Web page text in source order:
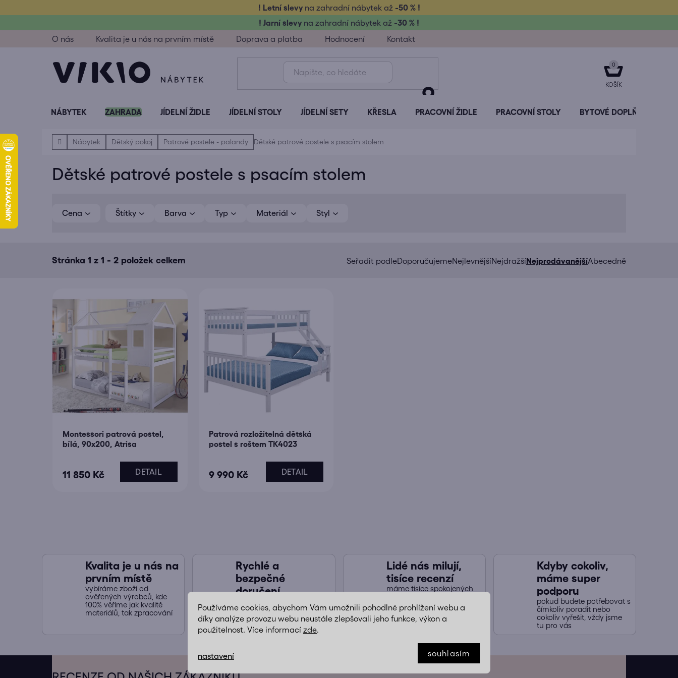
Používáme cookies, abychom Vám umožnili pohodlné prohlížení webu a
díky analýze provozu webu neustále zlepšovali jeho funkce, výkon a
použitelnost. Více informací zde.
nastavení souhlasím
na
! Letní slevy na zahradní nábytek až-50 % !
! Jarní slevy na zahradní nábytek až -30 % !
O nás
Kvalita je u nás na prvním místě Doprava a platba Hodnocení Kontakt
NÁKUPNÍ
KOŠÍK
NÁBYTEK ZAHRADA JÍDELNÍ ŽIDLE JÍDELNÍ STOLY JÍDELNÍ SETY KŘESLA PRACOVNÍ ŽIDLE PRACOVNÍ STOLY BYTOVÉ DOPLŇKY
DomůNábytek Dětský pokoj Patrové postele - palandy Dětské patrové postele s psacím stolem
Dětské patrové postele s psacím stolem
Stránka 1 z 1 - 2 položek celkem
Ř
DoporučujemeNejlevnějšíNejdražšíNejprodávanějšíAbecedně
Cena Barva Materiál Styl
Typ
p
d
u
k
t
ů
Montessori patrová postel,
bílá, 90x200, Atrisa
11 850 Kč DETAIL
Patrová rozložitelná dětská
postel s roštem TK4023
9 990 Kč DETAIL
r
v
p
Kvalita je u nás na
prvním místě
vybíráme zboží od
ověřených výrobců, kde
100% věříme jak kvalitě
materiálů, tak zpracování
Rychlé a
bezpečné
doručení
doručíme vám ho obratem
a zabalené jako v peřince
Lidé nás milují,
tisíce recenzí
máme tisíce spokojených
práci pořádně, aby nákup
přinesl radost
Kdyby cokoliv,
máme super
podporu
pokud budete potřebovat s
čímkoliv poradit nebo
cokoliv vyřešit, vždy jsme
tu pro vás